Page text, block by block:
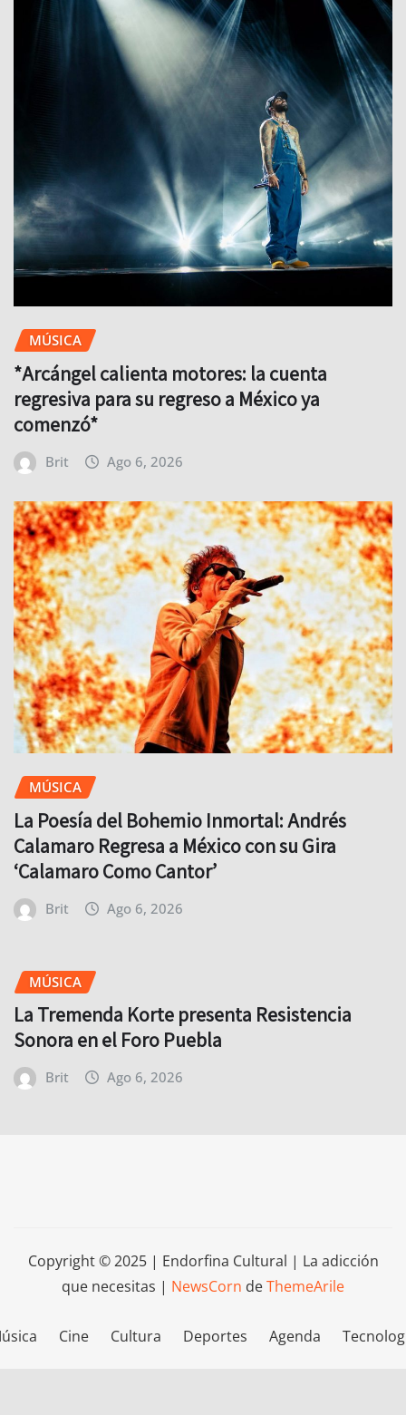
MÚSICA
*Arcángel calienta motores: la cuenta
regresiva para su regreso a México ya
comenzó*
Brit Ago 6, 2026
MÚSICA
La Poesía del Bohemio Inmortal: Andrés
Calamaro Regresa a México con su Gira
‘Calamaro Como Cantor’
Brit Ago 6, 2026
MÚSICA
La Tremenda Korte presenta Resistencia
Sonora en el Foro Puebla
Brit Ago 6, 2026
Copyright © 2025 | Endorfina Cultural | La adicción
que necesitas | NewsCorn deThemeArile
Cine Cultura Deportes Agenda